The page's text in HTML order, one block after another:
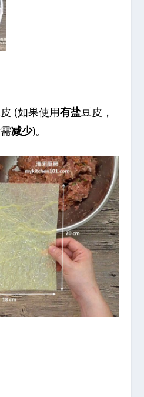
(如果使用有盐豆皮，
减少)。